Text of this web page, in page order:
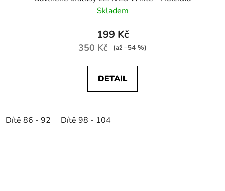
Skladem
199 Kč
350 Kč (až –54 %)
DETAIL
Dítě 86 - 92 Dítě 98 - 104